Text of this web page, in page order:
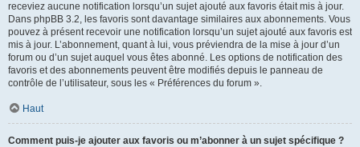
receviez aucune notification lorsqu’un sujet ajouté aux favoris était mis à jour.
Dans phpBB 3.2, les favoris sont davantage similaires aux abonnements. Vous
pouvez à présent recevoir une notification lorsqu’un sujet ajouté aux favoris est
mis à jour. L’abonnement, quant à lui, vous préviendra de la mise à jour d’un
forum ou d’un sujet auquel vous êtes abonné. Les options de notification des
favoris et des abonnements peuvent être modifiés depuis le panneau de
contrôle de l’utilisateur, sous les « Préférences du forum ».
Haut
Comment puis-je ajouter aux favoris ou m’abonner à un sujet spécifique ?